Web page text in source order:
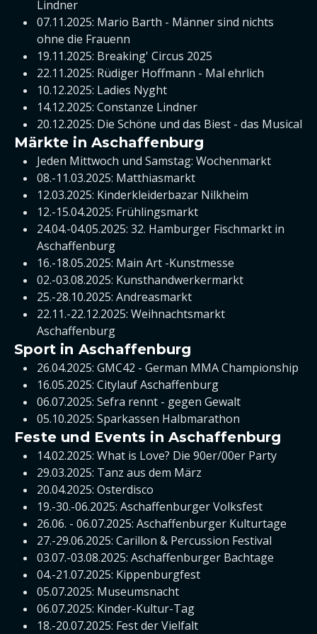
Lindner
07.11.2025: Mario Barth - Männer sind nichts
ohne die Frauenn
19.11.2025: Breaking' Circus 2025
22.11.2025: Rüdiger Hoffmann - Mal ehrlich
10.12.2025: Ladies Nyght
14.12.2025: Constanze Lindner
20.12.2025: Die Schöne und das Biest - das Musical
Märkte in Aschaffenburg
Jeden Mittwoch und Samstag: Wochenmarkt
08.-11.03.2025: Matthiasmarkt
12.03.2025: Kinderkleiderbazar Nilkheim
12.-15.04.2025: Frühlingsmarkt
24.04.-04.05.2025: 32. Hamburger Fischmarkt in
Aschaffenburg
16.-18.05.2025: Main Art -Kunstmesse
02.-03.08.2025: Kunsthandwerkermarkt
25.-28.10.2025: Andreasmarkt
22.11.-22.12.2025: Weihnachtsmarkt
Aschaffenburg
Sport in Aschaffenburg
26.04.2025: GMC42 - German MMA Championship
16.05.2025: Citylauf Aschaffenburg
06.07.2025: Sefra rennt - gegen Gewalt
05.10.2025: Sparkassen Halbmarathon
Feste und Events in Aschaffenburg
14.02.2025: What is Love? Die 90er/00er Party
29.03.2025: Tanz aus dem März
20.04.2025: Osterdisco
19.-30.-06.2025: Aschaffenburger Volksfest
26.06. - 06.07.2025: Aschaffenburger Kulturtage
27.-29.06.2025: Carillon & Percussion Festival
03.07.-03.08.2025: Aschaffenburger Bachtage
04.-21.07.2025: Kippenburgfest
05.07.2025: Museumsnacht
06.07.2025: Kinder-Kultur-Tag
18.-20.07.2025: Fest der Vielfalt